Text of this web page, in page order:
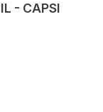
- CAPSI